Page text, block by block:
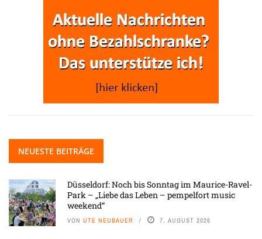
NEUESTE BEITRÄGE
Düsseldorf: Noch bis Sonntag im Maurice-Ravel-
Park – „Liebe das Leben – pempelfort music
weekend“
VON UTE NEUBAUER 7. AUGUST 2026